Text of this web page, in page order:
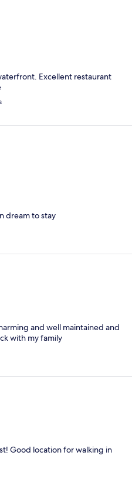
Excellent restaurant
dream to stay
and well maintained and
with my family
Good location for walking in